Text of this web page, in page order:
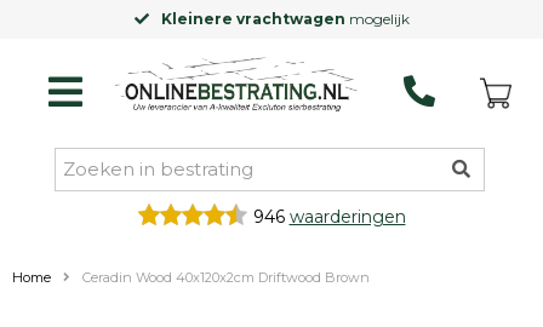
Kleinere vrachtwagen mogelijk
946 waarderingen
Home Ceradin Wood 40x120x2cm Driftwood Brown